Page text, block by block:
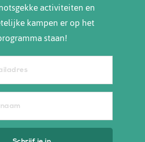
activiteiten en
kampen er op het
staan!